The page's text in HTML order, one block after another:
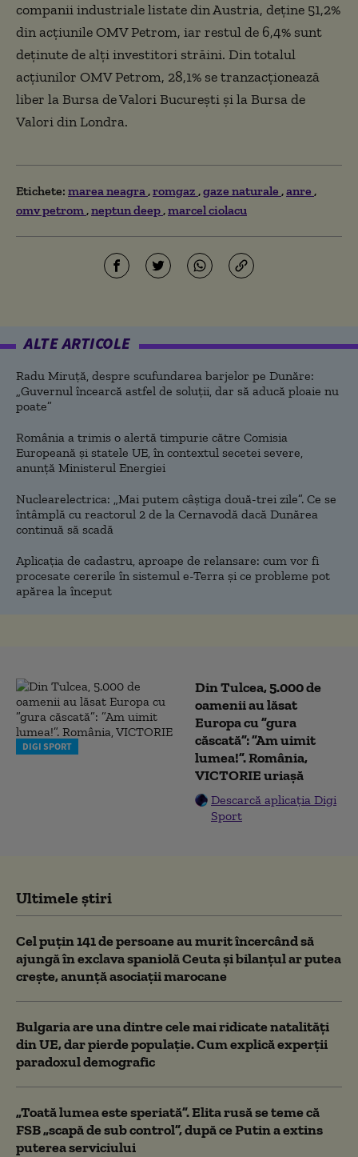
companii industriale listate din Austria, deţine 51,2%
din acţiunile OMV Petrom, iar restul de 6,4% sunt
deţinute de alţi investitori străini. Din totalul
acţiunilor OMV Petrom, 28,1% se tranzacţionează
liber la Bursa de Valori Bucureşti şi la Bursa de
Valori din Londra.
Etichete: marea neagra romgaz gaze naturale anre
omv petrom neptun deep marcel ciolacu
ALTE ARTICOLE
Radu Miruță, despre scufundarea barjelor pe Dunăre:
„Guvernul încearcă astfel de soluții, dar să aducă ploaie nu
poate”
România a trimis o alertă timpurie către Comisia
Europeană și statele UE, în contextul secetei severe,
anunță Ministerul Energiei
Nuclearelectrica: „Mai putem câștiga două-trei zile”. Ce se
întâmplă cu reactorul 2 de la Cernavodă dacă Dunărea
continuă să scadă
Aplicația de cadastru, aproape de relansare: cum vor fi
procesate cererile în sistemul e-Terra și ce probleme pot
apărea la început
DIGI SPORT
Din Tulcea, 5.000 de
oamenii au lăsat
Europa cu ”gura
căscată”: ”Am uimit
lumea!”. România,
VICTORIE uriașă
Descarcă aplicația Digi
Sport
Ultimele știri
Cel puţin 141 de persoane au murit încercând să
ajungă în exclava spaniolă Ceuta şi bilanţul ar putea
creşte, anunță asociații marocane
Bulgaria are una dintre cele mai ridicate natalități
din UE, dar pierde populație. Cum explică experții
paradoxul demografic
„Toată lumea este speriată”. Elita rusă se teme că
FSB „scapă de sub control”, după ce Putin a extins
puterea serviciului